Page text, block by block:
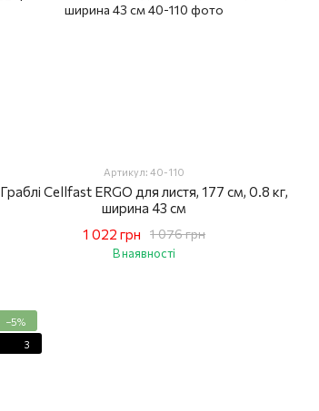
Артикул: 40-110
Граблі Cellfast ERGO для листя, 177 см, 0.8 кг,
ширина 43 см
1 076 грн
1 022 грн
В наявності
−5%
3